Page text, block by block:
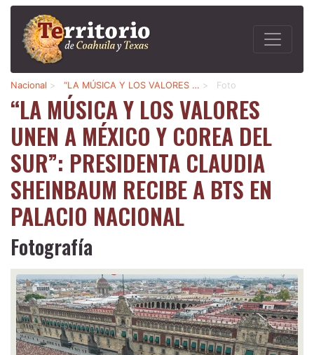
Nacional > “LA MÚSICA Y LOS VALORES … > Foto
“LA MÚSICA Y LOS VALORES
UNEN A MÉXICO Y COREA DEL
SUR”: PRESIDENTA CLAUDIA
SHEINBAUM RECIBE A BTS EN
PALACIO NACIONAL
Fotografía